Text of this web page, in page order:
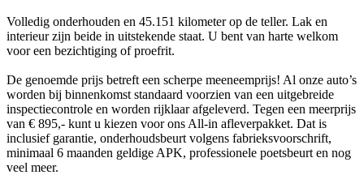
Volledig onderhouden en 45.151 kilometer op de teller. Lak en
interieur zijn beide in uitstekende staat. U bent van harte welkom
voor een bezichtiging of proefrit.
De genoemde prijs betreft een scherpe meeneemprijs! Al onze auto’s
worden bij binnenkomst standaard voorzien van een uitgebreide
inspectiecontrole en worden rijklaar afgeleverd. Tegen een meerprijs
van € 895,- kunt u kiezen voor ons All-in afleverpakket. Dat is
inclusief garantie, onderhoudsbeurt volgens fabrieksvoorschrift,
minimaal 6 maanden geldige APK, professionele poetsbeurt en nog
veel meer.